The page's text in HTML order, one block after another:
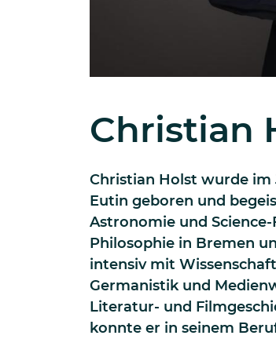
Christian
Christian Holst wurde
Eutin geboren und
Astronomie und
Philosophie in Bremen
intensiv mit
Germanistik und
Literatur- und
konnte er in seinem